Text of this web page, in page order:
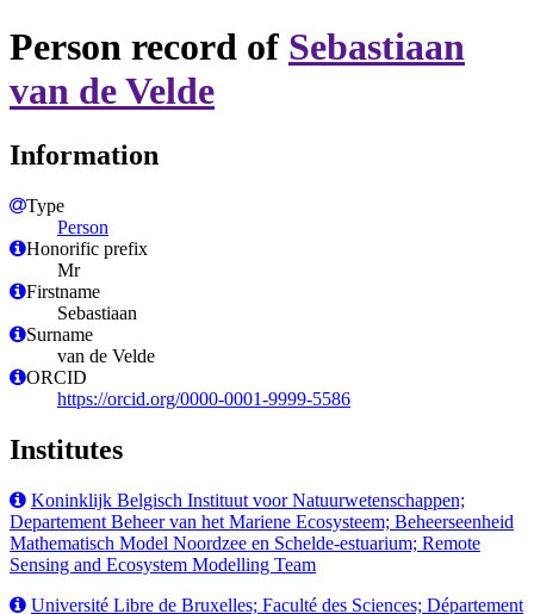
Person record of Sebastiaan
van de Velde
Information
Type
Person
Honorific prefix
Mr
Firstname
Sebastiaan
Surname
van de Velde
ORCID
https://orcid.org/0000-0001-9999-5586
Institutes
Koninklijk Belgisch Instituut voor Natuurwetenschappen;
Departement Beheer van het Mariene Ecosysteem; Beheerseenheid
Mathematisch Model Noordzee en Schelde-estuarium; Remote
Sensing and Ecosystem Modelling Team
Université Libre de Bruxelles; Faculté des Sciences; Département